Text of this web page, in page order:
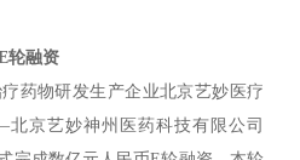
轮融资
药物研发生产企业北京艺妙医疗
京艺妙神州医药科技有限公司